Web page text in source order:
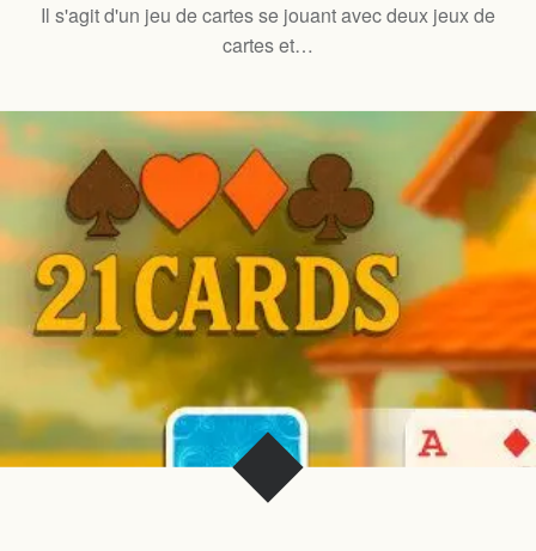
Il s'agit d'un jeu de cartes se jouant avec deux jeux de
cartes et…